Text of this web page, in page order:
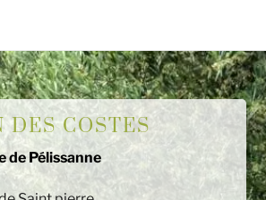
DES COSTES
de Pélissanne